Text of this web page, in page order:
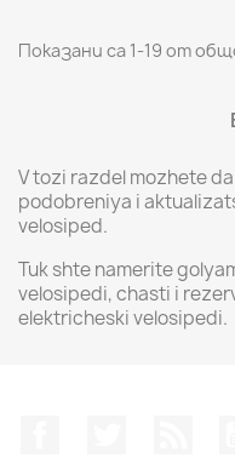
Показани са 1-19 от
V tozi razdel mozhete
podobreniya i
velosiped.
Tuk shte namerite
velosipedi, chasti i
elektricheski velosipedi.